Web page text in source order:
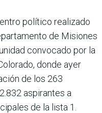
político realizado
de Misiones
convocado por la
donde ayer
de los 263
aspirantes a
de la lista 1.